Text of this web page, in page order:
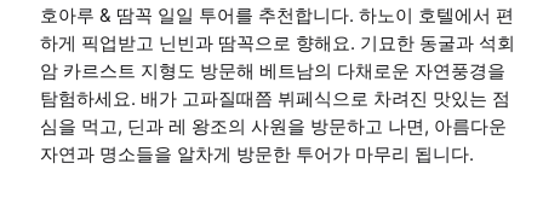
호아루 & 땀꼭 일일 투어를 추천합니다. 하노이 호텔에서 편
하게 픽업받고 닌빈과 땀꼭으로 향해요. 기묘한 동굴과 석회
암 카르스트 지형도 방문해 베트남의 다채로운 자연풍경을
탐험하세요. 배가 고파질때쯤 뷔페식으로 차려진 맛있는 점
심을 먹고, 딘과 레 왕조의 사원을 방문하고 나면, 아름다운
자연과 명소들을 알차게 방문한 투어가 마무리 됩니다.